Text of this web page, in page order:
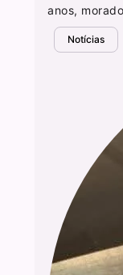
anos,
Notícias